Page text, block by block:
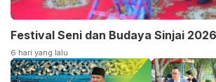
Festival Seni dan Budaya Sinjai
6 hari yang lalu